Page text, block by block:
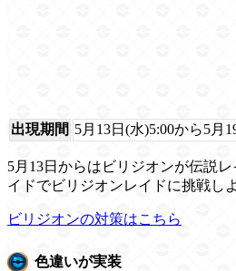
出現期間 5月13日(水)5:00から5月
5月13日からはビリジオンが伝説
イドでビリジオンレイドに挑戦し
ビリジオンの対策はこちら
色違いが実装